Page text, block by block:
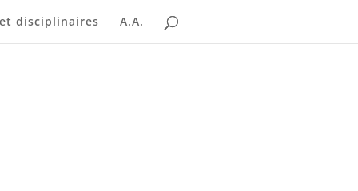
disciplinaires A.A.